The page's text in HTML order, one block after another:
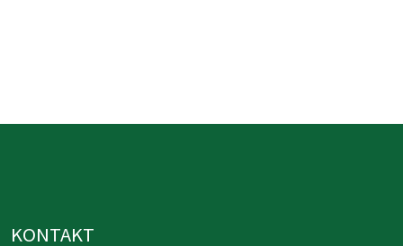
KONTAKT